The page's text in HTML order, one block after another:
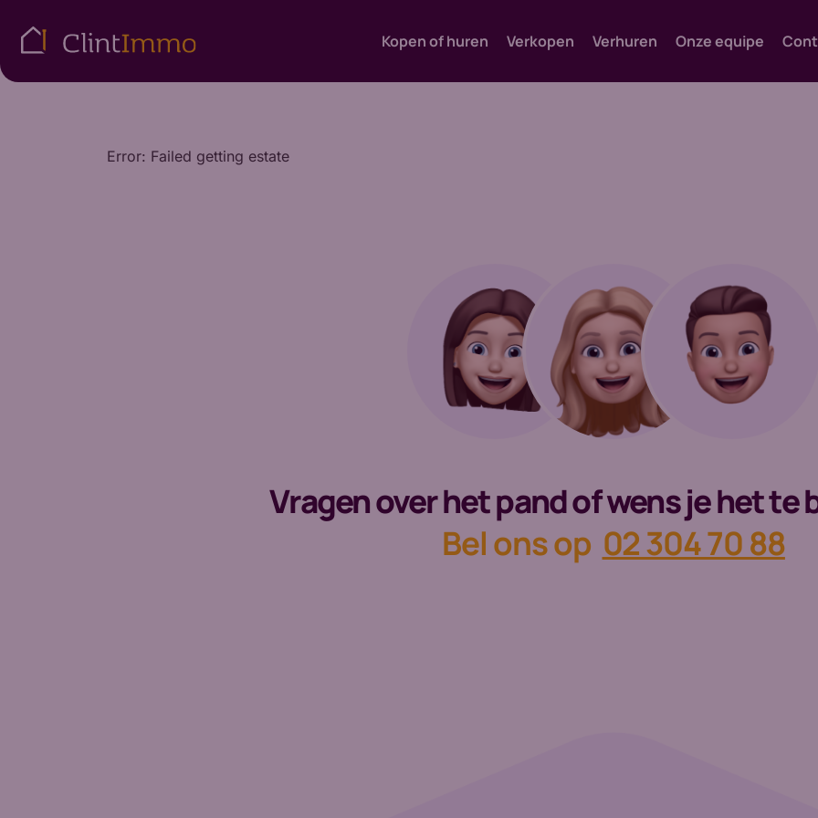
Kopen of huren Verkopen Verhuren Onze equipe
Error: Failed getting estate
Vragen over het pand of wens je het te
Bel ons op 02 304 70 88